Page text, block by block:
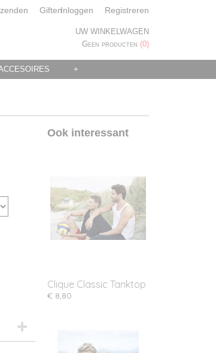
GiftenInloggen Registreren
UW WINKELWAGEN
Geen producten (0)
+
Ook interessant
Clique Classic Tanktop
€ 8,80